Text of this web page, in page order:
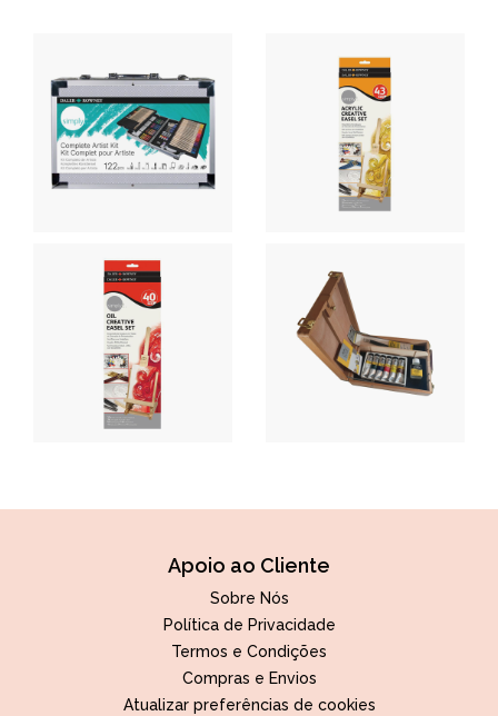
Apoio ao Cliente
Sobre Nós
Política de Privacidade
Termos e Condições
Compras e Envios
Atualizar preferências de cookies